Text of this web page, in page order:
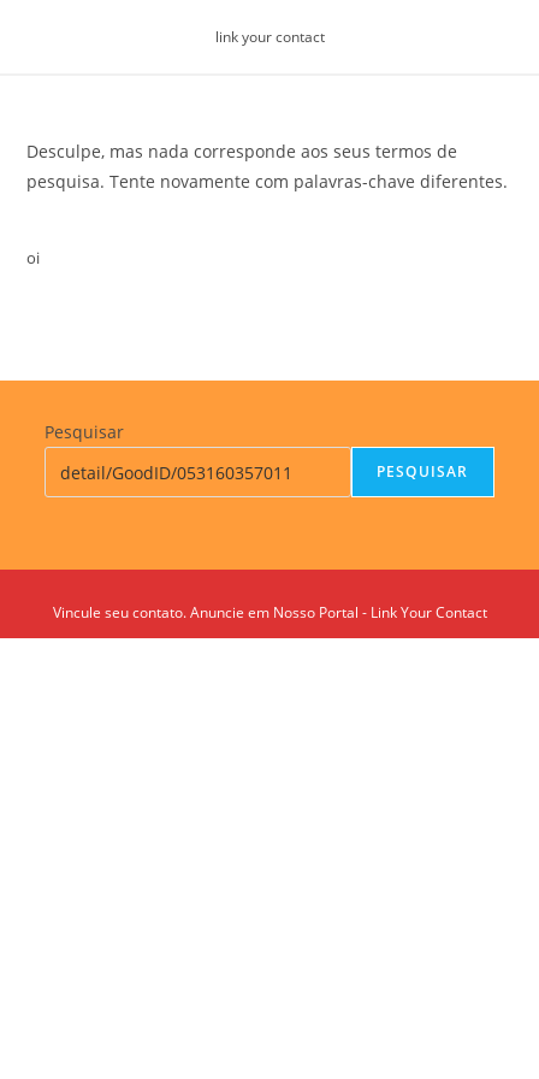
link your contact
Desculpe, mas nada corresponde aos seus termos de
pesquisa. Tente novamente com palavras-chave diferentes.
oi
Pesquisar
PESQUISAR
Vincule seu contato. Anuncie em Nosso Portal - Link Your Contact